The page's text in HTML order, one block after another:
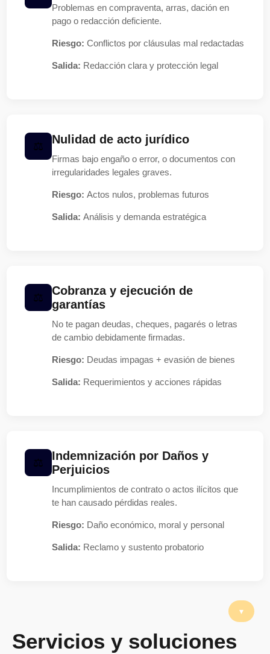
Problemas en compraventa, arras, dación en
pago o redacción deficiente.
Riesgo: Conflictos por cláusulas mal redactadas
Salida: Redacción clara y protección legal
Nulidad de acto jurídico
Firmas bajo engaño o error, o documentos con
irregularidades legales graves.
Riesgo: Actos nulos, problemas futuros
Salida: Análisis y demanda estratégica
Cobranza y ejecución de
garantías
No te pagan deudas, cheques, pagarés o letras
de cambio debidamente firmadas.
Riesgo: Deudas impagas + evasión de bienes
Salida: Requerimientos y acciones rápidas
Indemnización por Daños y
Perjuicios
Incumplimientos de contrato o actos ilícitos que
te han causado pérdidas reales.
Riesgo: Daño económico, moral y personal
Salida: Reclamo y sustento probatorio
Servicios y soluciones